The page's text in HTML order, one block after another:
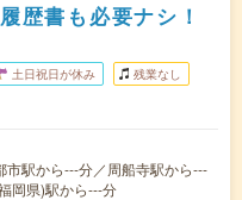
書も必要ナシ！
土日祝日が休み 残業なし
駅から---分／周船寺駅から---
岡県)駅から---分